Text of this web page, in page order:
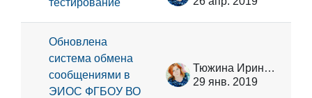
тестирование
Обновлена
система обмена
сообщениями в
ЭИОС ФГБОУ ВО
Тюжина Ирина Викторовна
29 янв. 2019